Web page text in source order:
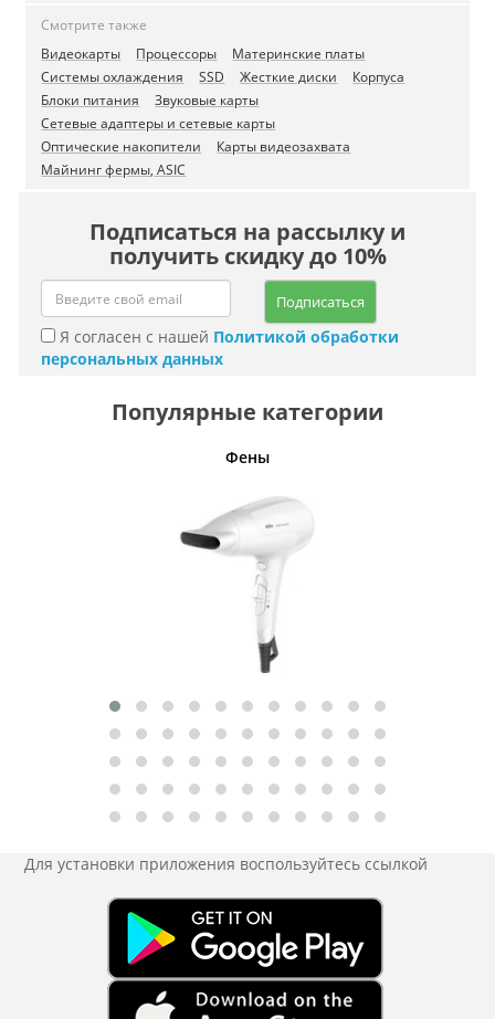
Смотрите также
Видеокарты
Процессоры
Материнские платы
Системы охлаждения
SSD Жесткие диски
Корпуса
Блоки питания
Звуковые карты
Сетевые адаптеры и сетевые карты
Оптические накопители
Карты видеозахвата
Майнинг фермы, ASIC
Подписаться на рассылку и
получить скидку до 10%
Подписаться
Я согласен с нашей Политикой обработки
персональных данных
Популярные категории
Фены
Для установки приложения воспользуйтесь ссылкой